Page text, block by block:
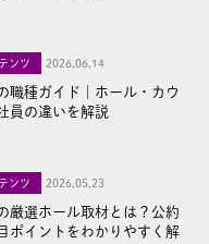
ンツ 2026,06,14
職種ガイド｜ホール・カウ
員の違いを解説
ンツ 2026,05,23
厳選ホール取材とは？公約
ポイントをわかりやすく解